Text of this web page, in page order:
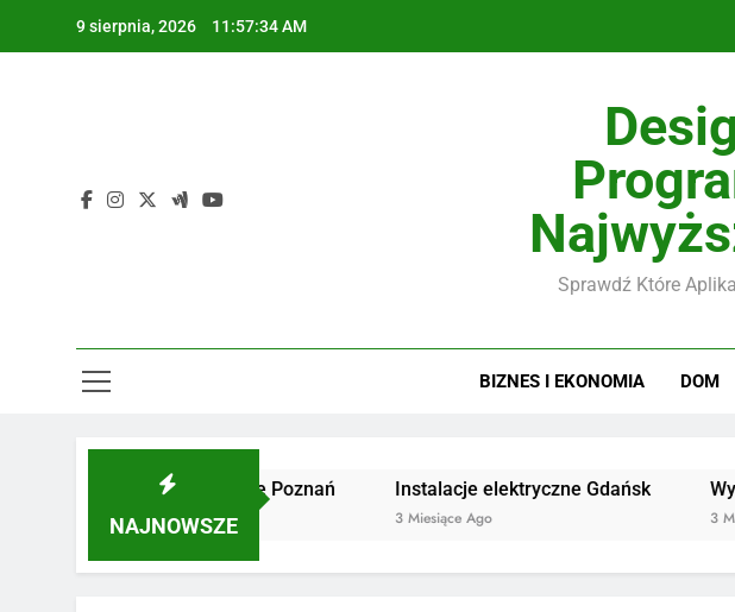
9 sierpnia, 2026 11:57:35 AM
Sprawdź Które
BIZNES I EKONOMIA DOM
NAJNOWSZE
Żaluzje drewniane Poznań
3 Miesiące Ago
Instalacje elektryczne Gdańsk
3 Miesiące Ago
Wysokiej
3 Miesiące Ago